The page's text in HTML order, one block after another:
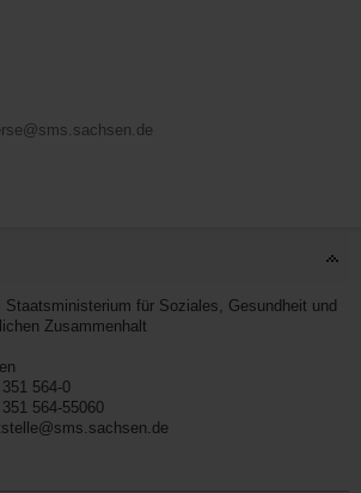
Staatsministerium für Soziales, Gesundheit und
Zusammenhalt
564-0
564-55060